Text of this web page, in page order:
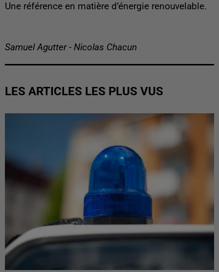
Une référence en matière d’énergie renouvelable.
Samuel Agutter - Nicolas Chacun
LES ARTICLES LES PLUS VUS